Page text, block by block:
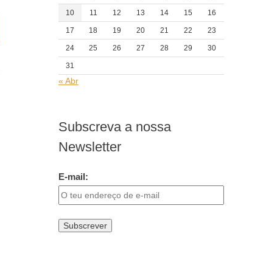
10 11 12 13 14 15 16
17 18 19 20 21 22 23
24 25 26 27 28 29 30
31
« Abr
Subscreva a nossa
Newsletter
E-mail: